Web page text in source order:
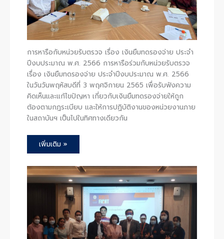
การหารือกับหน่วยรับตรวจ เรื่อง เงินยืมทดรองจ่าย ประจำ
ปีงบประมาณ พ.ศ. 2566 การหารือร่วมกับหน่วยรับตรวจ
เรื่อง เงินยืมทดรองจ่าย ประจำปีงบประมาณ พ.ศ. 2566
ในวันวันพฤหัสบดีที่ 3 พฤศจิกายน 2565 เพื่อรับฟังความ
คิดเห็นและแก้ไขปัญหา เกี่ยวกับเงินยืมทดรองจ่ายให้ถูก
ต้องตามกฎระเบียบ และให้การปฏิบัติงานของหน่วยงานภาย
ในสถาบันฯ เป็นไปในทิศทางเดียวกัน
เพิ่มเติม »